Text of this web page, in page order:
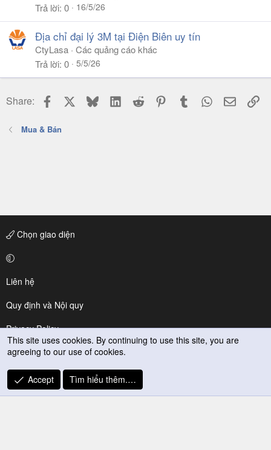
Trả lời 0 16/5/26
Địa chỉ đại lý 3M tại Điện Biên uy tín
CtyLasa Các quảng cáo khác
Trả lời 0 5/5/26
Share: Facebook BlueskyLinkedIn
Reddit PinterestTumblr WhatsApp
Email
Mua & Bán
Chọn giao diện
Liên hệ
Quy định và Nội quy
Privacy Policy
Trợ giúp
R
S
This site uses cookies. By continuing to use this site, you are
agreeing to our use of cookies.
Accept Tìm hiểu thêm.…